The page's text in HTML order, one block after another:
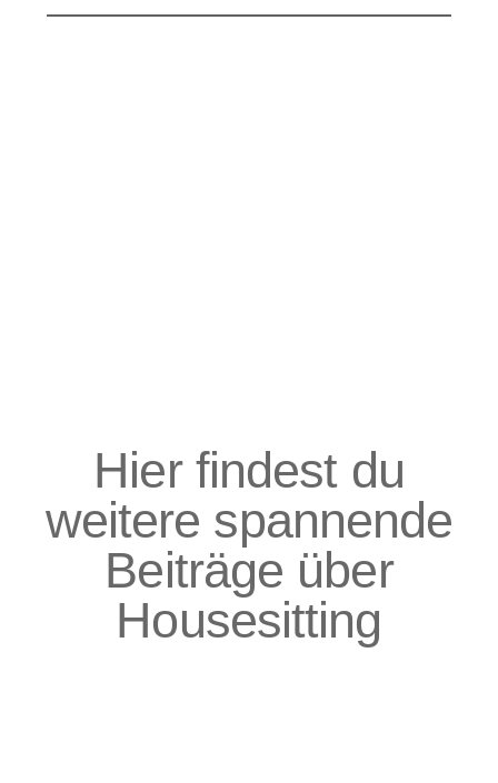
Hier findest du
weitere spannende
Beiträge über
Housesitting